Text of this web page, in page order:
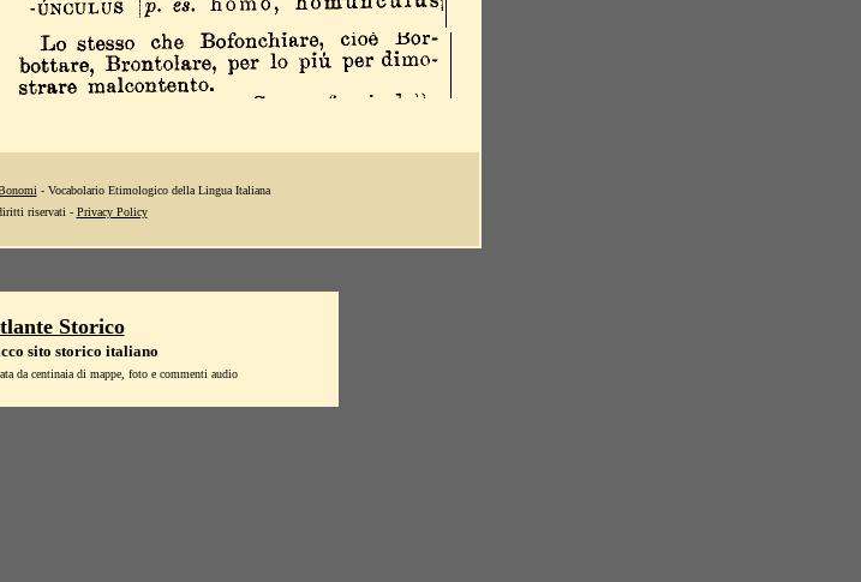
- Vocabolario Etimologico della Lingua Italiana
riservati - Privacy Policy
Storico
sito storico italiano
da centinaia di mappe, foto e commenti audio